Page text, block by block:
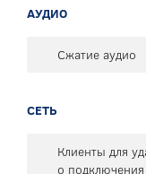
АУДИО
Сжатие аудио
СЕТЬ
Клиенты для
о подключения